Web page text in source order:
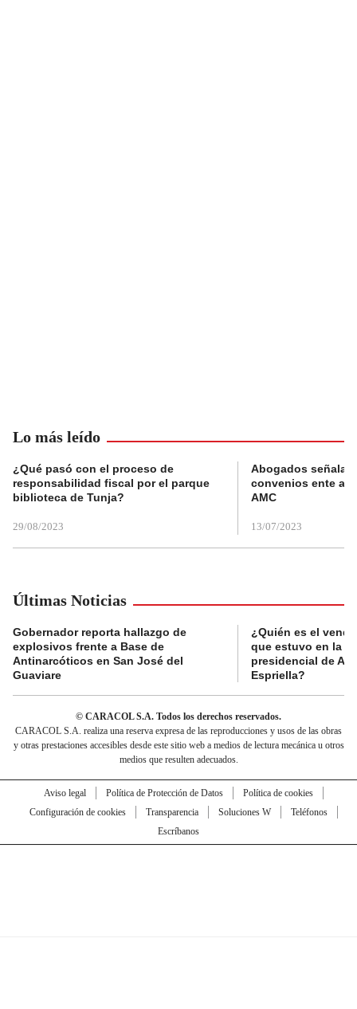
Lo más leído
¿Qué pasó con el proceso de
responsabilidad fiscal por el parque
biblioteca de Tunja?
29/08/2023
Abogados
convenios ente
AMC
13/07/2023
Últimas Noticias
Gobernador reporta hallazgo de
explosivos frente a Base de
Antinarcóticos en San José del
Guaviare
¿Quién es el
que estuvo en la
presidencial de
Espriella?
© CARACOL S.A. Todos los derechos reservados.
CARACOL S.A. realiza una reserva expresa de las reproducciones y usos de las obras
y otras prestaciones accesibles desde este sitio web a medios de lectura mecánica u otros
medios que resulten adecuados.
Aviso legal Política de Protección de Datos
Política de cookies
Configuración de cookies
Transparencia Soluciones W
Teléfonos
Escríbanos